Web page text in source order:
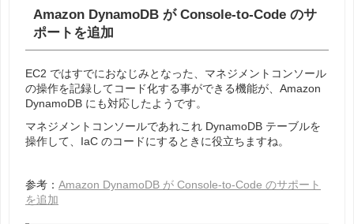
Amazon DynamoDB が Console-to-Code のサ
ポートを追加
EC2 ではすでにおなじみとなった、マネジメントコンソール
の操作を記録してコード化する事ができる機能が、Amazon
DynamoDB にも対応したようです。
マネジメントコンソールであれこれ DynamoDB テーブルを
操作して、IaC のコードにするときに役立ちますね。
参考： Amazon DynamoDB が Console-to-Code のサポート
を追加